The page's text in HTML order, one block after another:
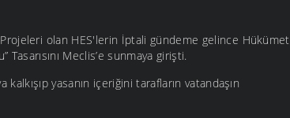
Projeleri olan HES'lerin İptali gündeme gelince Hükümet
Meclis’e sunmaya girişti.
kalkışıp yasanın içeriğini tarafların vatandaşın